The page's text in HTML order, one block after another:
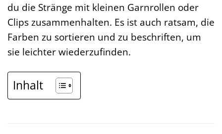
du die Stränge mit kleinen Garnrollen oder
Clips zusammenhalten. Es ist auch ratsam, die
Farben zu sortieren und zu beschriften, um
sie leichter wiederzufinden.
Inhalt